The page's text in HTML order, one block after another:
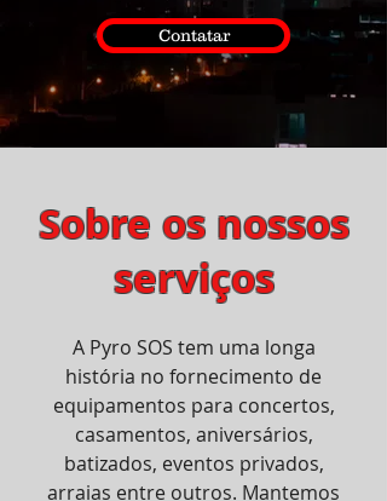
Contatar
Sobre os nossos
serviços
A Pyro SOS tem uma longa
história no fornecimento de
equipamentos para concertos,
casamentos, aniversários,
batizados, eventos privados,
arraias entre outros. Mantemos